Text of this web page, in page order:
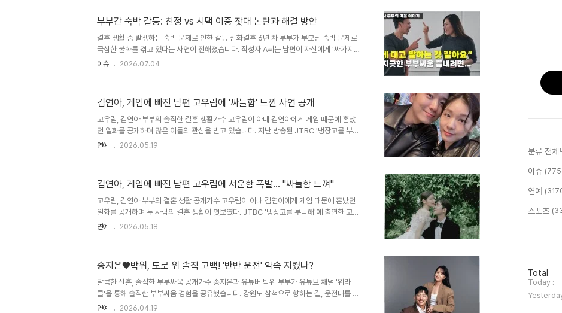
글의 법칙'에서의 첫 만남을 떠올렸습니다. 그는 다시 태어나도 아내를 처음 만난 정글에는
님의 다툼 방식에 대한 유쾌한 가족사도 덧붙였습니다. 고준희, 김민수와의 묘한 기류와 ..
부부간 숙박 갈등: 친정 vs 시댁 이중 잣대 논란과 해결 방안
결혼 생활 중 발생하는 숙박 문제로 인한 갈등 심화결혼 6년 차 부부가 부모님 숙박 문제로
극심한 불화를 겪고 있다는 사연이 전해졌습니다. 작성자 A씨는 남편이 자신에게 '싸가지
없다'고 말했다며 하소연했습니다. 이는 집안 청결 유지 원칙을 두고 남편과 갈등을 빚었기
려드리겠다며 재차 부탁했고 A씨는 자신을 무시하는 처사라며 불쾌감을 표현했습니다. 남
편은 A씨의 친정 식구들은 집에서 자고 가지 않느냐고 지적했으나, A씨는 친정 식구들은 규
칙..
이슈 2026.07.04
김연아, 게임에 빠진 남편 고우림에 '싸늘함' 느낀 사연 공개
고우림, 김연아 부부의 솔직한 결혼 생활가수 고우림이 아내 김연아에게 게임 때문에 혼났
던 일화를 공개하며 많은 이들의 관심을 받고 있습니다. 지난 방송된 JTBC '냉장고를 부탁
해'에 출연한 고우림은 김연아와의 부부 싸움에 대한 질문에 '거의 싸운 적이 없다'고 답했
가 못난 마음으로 게임을 했다'고 솔직하게 털어놓았습니다. 처음에는 1시간만 하려던 계획
이 2시간, 또 1~2시간이 더 흘러버렸고, 결국 김연아는 뒤돌아보지 않는 싸늘한 반응..
연예 2026.05.19
김연아, 게임에 빠진 남편 고우림에 서운함 폭발… "싸늘함 느껴"
고우림, 김연아 부부의 결혼 생활 공개가수 고우림이 아내 김연아에게 게임 때문에 혼났던
일화를 공개하며 두 사람의 결혼 생활이 엿보였다. JTBC '냉장고를 부탁해'에 출연한 고우
림은 김연아와의 부부 싸움에 대한 질문에 '거의 싸운 적이 없다'고 답했지만, 가수 강남의
을 했다'고 솔직하게 말했다. 처음에는 1시간만 하려던 게임이 2시간, 또 1~2시간이 더 흘
러갔다고. 게임을 끝내고 나왔을 때 아내의 반응이 평소와 달랐다며, '뒤통수에..
연예 2026.05.18
송지은♥박위, 도로 위 솔직 고백! '반반 운전' 약속 지켰나?
달콤한 신혼, 솔직한 부부싸움 공개가수 송지은과 유튜버 박위 부부가 유튜브 채널 '위라
클'을 통해 솔직한 부부싸움 경험을 공유했습니다. 강원도 삼척으로 향하는 길, 운전대를 둘
러싼 두 사람의 대화는 많은 이들의 공감을 자아냈습니다. '반반 운전' 약속을 지키려던 송
연예 2026.04.19
분류 전체
이슈
연예
스포츠
방
문
자
수
Total
Today :